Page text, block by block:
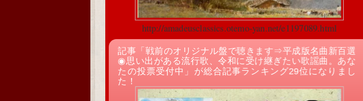
http://amadeusclassics.otemo-yan.net/e1197089.html
記事「戦前のオリジナル盤で聴きます⇒平成版名曲新百選
◉思い出がある流行歌、令和に受け継ぎたい歌謡曲。あな
たの投票受付中」が総合記事ランキング29位になりまし
た！